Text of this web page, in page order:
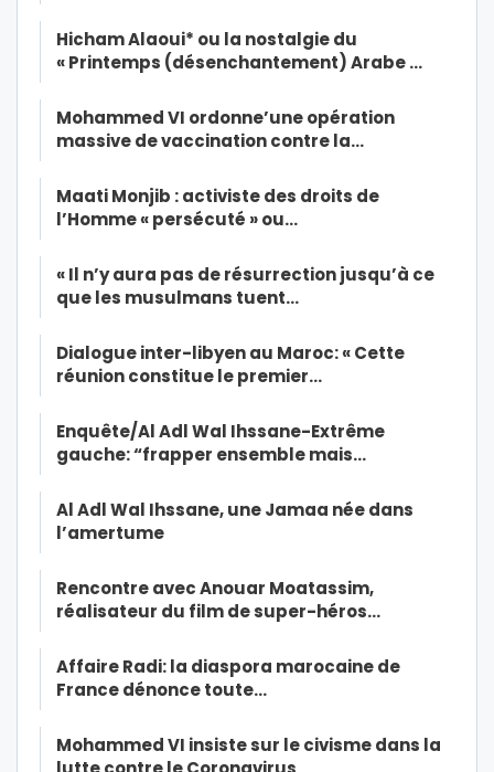
Hicham Alaoui* ou la nostalgie du
« Printemps (désenchantement) Arabe …
Mohammed VI ordonne’une opération
massive de vaccination contre la…
Maati Monjib : activiste des droits de
l’Homme « persécuté » ou…
« Il n’y aura pas de résurrection jusqu’à ce
que les musulmans tuent…
Dialogue inter-libyen au Maroc: « Cette
réunion constitue le premier…
Enquête/Al Adl Wal Ihssane-Extrême
gauche: “frapper ensemble mais…
Al Adl Wal Ihssane, une Jamaa née dans
l’amertume
Rencontre avec Anouar Moatassim,
réalisateur du film de super-héros…
Affaire Radi: la diaspora marocaine de
France dénonce toute…
Mohammed VI insiste sur le civisme dans la